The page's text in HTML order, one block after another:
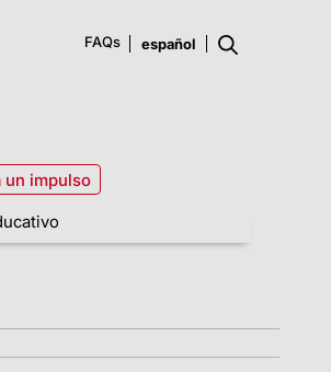
FAQs
un impulso